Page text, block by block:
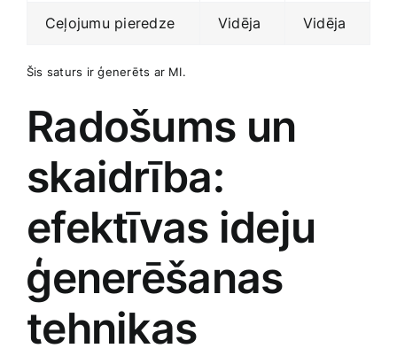
Ceļojumu pieredze Vidēja Vidēja
Šis saturs ir ģenerēts ar MI.
Radošums un
skaidrība:
efektīvas ideju
⁢ģenerēšanas
tehnikas